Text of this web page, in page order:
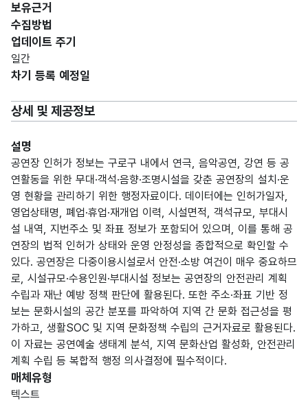
보유근거
수집방법
업데이트 주기
일간
차기 등록 예정일
상세 및 제공정보
설명
공연장 인허가 정보는 구로구 내에서 연극, 음악공연, 강연 등 공
연활동을 위한 무대·객석·음향·조명시설을 갖춘 공연장의 설치·운
영 현황을 관리하기 위한 행정자료이다. 데이터에는 인허가일자,
영업상태명, 폐업·휴업·재개업 이력, 시설면적, 객석규모, 부대시
설 내역, 지번주소 및 좌표 정보가 포함되어 있으며, 이를 통해 공
연장의 법적 인허가 상태와 운영 안정성을 종합적으로 확인할 수
있다. 공연장은 다중이용시설로서 안전·소방 여건이 매우 중요하므
로, 시설규모·수용인원·부대시설 정보는 공연장의 안전관리 계획
수립과 재난 예방 정책 판단에 활용된다. 또한 주소·좌표 기반 정
보는 문화시설의 공간 분포를 파악하여 지역 간 문화 접근성을 평
가하고, 생활SOC 및 지역 문화정책 수립의 근거자료로 활용된다.
이 자료는 공연예술 생태계 분석, 지역 문화산업 활성화, 안전관리
계획 수립 등 복합적 행정 의사결정에 필수적이다.
매체유형
텍스트